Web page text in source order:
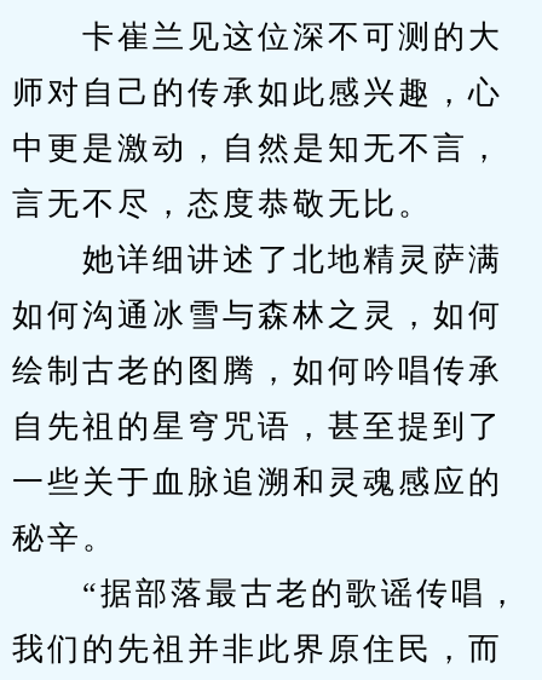
卡崔兰见这位深不可测的大
师对自己的传承如此感兴趣，心
中更是激动，自然是知无不言，
言无不尽，态度恭敬无比。
她详细讲述了北地精灵萨满
如何沟通冰雪与森林之灵，如何
绘制古老的图腾，如何吟唱传承
自先祖的星穹咒语，甚至提到了
一些关于血脉追溯和灵魂感应的
秘辛。
“据部落最古老的歌谣传唱，
我们的先祖并非此界原住民，而